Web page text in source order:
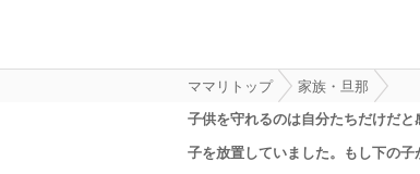
ママリトップ
家族・旦那
子供を守れるのは自分たちだけだ
子を放置していました。もし下の